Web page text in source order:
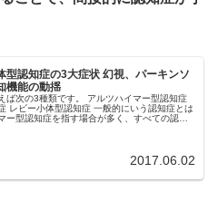
型認知症の3大症状 幻視、パーキンソ
機能の動揺
ば次の3種類です。 アルツハイマー型認知症
レビー小体型認知症 一般的にいう認知症とは
ー型認知症を指す場合が多く、すべての認知
2017.06.02